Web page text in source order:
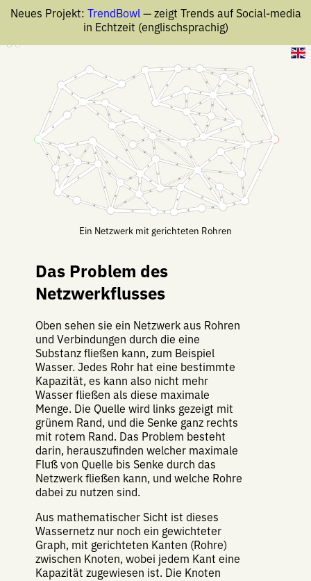
Neues Projekt: TrendBowl— zeigt Trends auf Social-media
in Echtzeit (englischsprachig)
Ein Netzwerk mit gerichteten Rohren
Das Problem des
Netzwerkflusses
Oben sehen sie ein Netzwerk aus Rohren
und Verbindungen durch die eine
Substanz fließen kann, zum Beispiel
Wasser. Jedes Rohr hat eine bestimmte
Kapazität, es kann also nicht mehr
Wasser fließen als diese maximale
Menge. Die Quelle wird links gezeigt mit
grünem Rand, und die Senke ganz rechts
mit rotem Rand. Das Problem besteht
darin, herauszufinden welcher maximale
Fluß von Quelle bis Senke durch das
Netzwerk fließen kann, und welche Rohre
dabei zu nutzen sind.
Aus mathematischer Sicht ist dieses
Wassernetz nur noch ein gewichteter
Graph, mit gerichteten Kanten (Rohre)
zwischen Knoten, wobei jedem Kant eine
Kapazität zugewiesen ist. Die Knoten